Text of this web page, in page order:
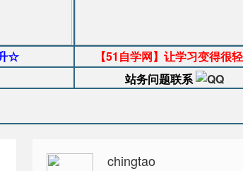
☆
【51自学网】让学习变得很
站务问题联系
chingtao